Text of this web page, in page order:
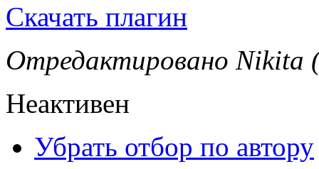
Скачать плагин
Отредактировано Nikita
Неактивен
Убрать отбор по автору